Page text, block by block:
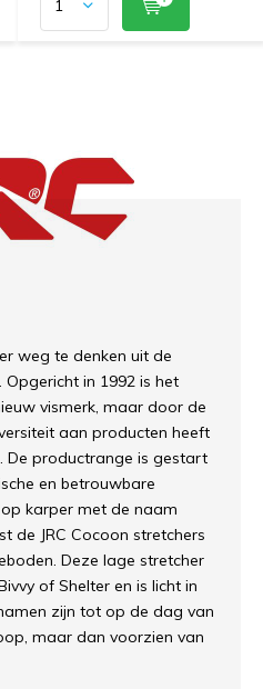
weg te denken uit de
in 1992 is het
vismerk, maar door de
aan producten heeft
De productrange is gestart
en betrouwbare
karper met de naam
de JRC Cocoon stretchers
Deze lage stretcher
of Shelter en is licht in
zijn tot op de dag van
maar dan voorzien van